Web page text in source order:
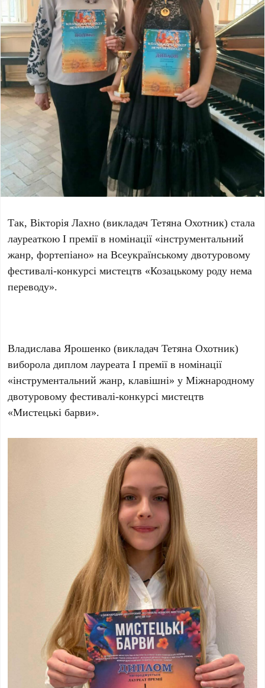
Так, Вікторія Лахно (викладач Тетяна Охотник) стала
лауреаткою І премії в номінації «інструментальний
жанр, фортепіано» на Всеукраїнському двотуровому
фестивалі-конкурсі мистецтв «Козацькому роду нема
переводу».
Владислава Ярошенко (викладач Тетяна Охотник)
виборола диплом лауреата І премії в номінації
«інструментальний жанр, клавішні» у Міжнародному
двотуровому фестивалі-конкурсі мистецтв
«Мистецькі барви».